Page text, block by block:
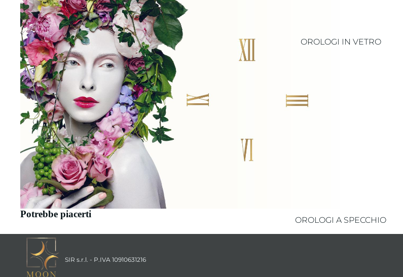
OROLOGI IN VETRO
OROLOGI A SPECCHIO
Potrebbe piacerti
SIR s.r.l. - P.IVA 10910631216